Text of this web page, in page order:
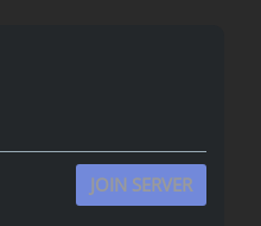
JOIN SERVER